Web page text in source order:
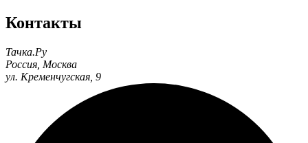
Контакты
Тачка.Ру
Россия Москва
ул. Кременчугская, 9